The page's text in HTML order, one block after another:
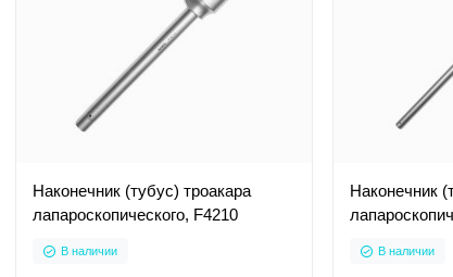
Наконечник (тубус) троакара
лапароскопического, F4210
В наличии
Наконечник
В наличии